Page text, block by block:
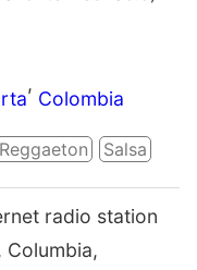
,
Colombia
Reggaeton Salsa
radio station
Columbia,